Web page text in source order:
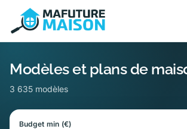
Modèles et plans de
3 635 modèles
Budget min (€)